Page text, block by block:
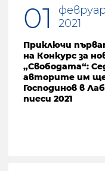
01
2021
Приключи
на Конкурс за
„Свободата“:
авторите им
Господинов в
пиеси 2021